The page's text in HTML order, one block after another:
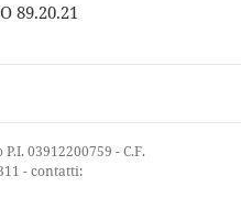
89.20.21
03912200759 - C.F.
- contatti: